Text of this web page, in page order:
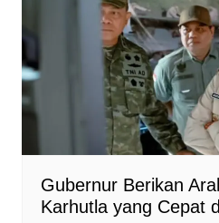
Gubernur Berikan
Karhutla yang Cepat